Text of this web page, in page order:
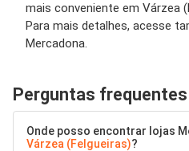
mais conveniente em Várzea
Para mais detalhes, acesse
Mercadona.
Perguntas
Onde posso encontrar lojas
Várzea (Felgueiras)?